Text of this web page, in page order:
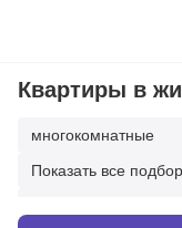
Квартиры в
многокомнатные
Показать все